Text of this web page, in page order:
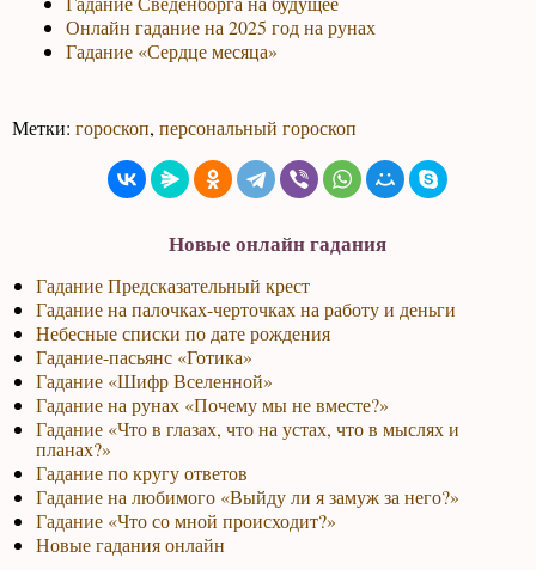
Онлайн гадание на 2025 год на рунах
Гадание «Сердце месяца»
Метки:гороскоп,персональный гороскоп
Новые онлайн гадания
Гадание Предсказательный крест
Гадание на палочках-черточках на работу и деньги
Небесные списки по дате рождения
Гадание-пасьянс «Готика»
Гадание «Шифр Вселенной»
Гадание на рунах «Почему мы не вместе?»
Гадание «Что в глазах, что на устах, что в мыслях и
планах?»
Гадание по кругу ответов
Гадание на любимого «Выйду ли я замуж за него?»
Гадание «Что со мной происходит?»
Новые гадания онлайн